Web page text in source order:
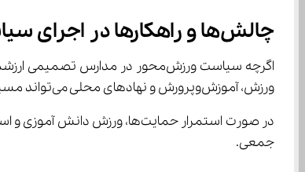
چالش‌ها و راهکارها در اجرای سیاست ورزش دانش ‌آموزی و استعدادیابی در مدارس
ورزش، آموزش‌وپرورش و نهادهای محلی می‌تواند مسیر اجرای موفق این طرح را هموار کند.
جمعی.